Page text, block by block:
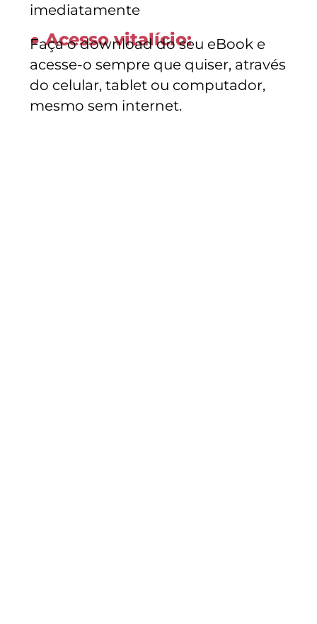
imediatamente
● Acesso vitalício:
Faça o download do seu eBook e
acesse-o sempre que quiser, através
do celular,tablet ou computador,
mesmo sem internet.